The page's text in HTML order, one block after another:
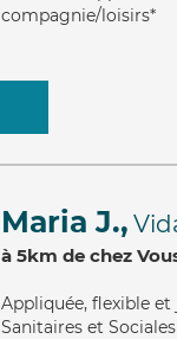
compagnie/loisirs*
Maria J.,
à 5km de chez
Appliquée, flexible et
Sanitaires et